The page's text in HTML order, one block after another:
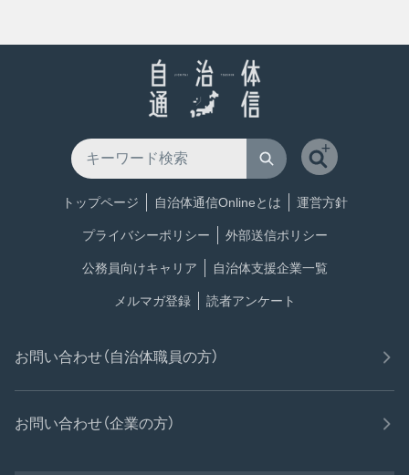
トップページ 自治体通信Onlineとは 運営方針
プライバシーポリシー 外部送信ポリシー
公務員向けキャリア 自治体支援企業一覧
メルマガ登録 読者アンケート
お問い合わせ（自治体職員の方）
お問い合わせ（企業の方）